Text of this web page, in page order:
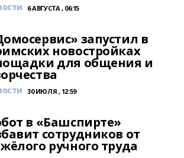
6 АВГУСТА , 06:15
запустил в
новостройках
для общения и
30 ИЮЛЯ , 12:59
в «Башспирте»
сотрудников от
ручного труда